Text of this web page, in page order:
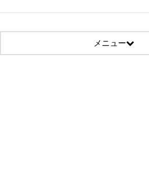
メニュー